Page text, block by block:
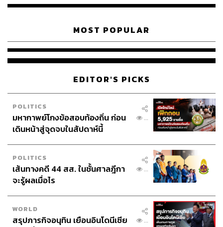
MOST POPULAR
EDITOR'S PICKS
POLITICS
มหากาพย์โกงข้อสอบท้องถิ่น ก่อน
เดินหน้าสู่จุดจบในสัปดาห์นี้
...
POLITICS
เส้นทางคดี 44 สส. ในชั้นศาลฎีกา
จะรู้ผลเมื่อไร
...
WORLD
สรุปภารกิจอนุทิน เยือนอินโดนีเซีย
...